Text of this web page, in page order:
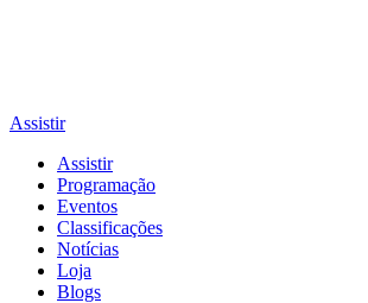
Assistir
Assistir
Programação
Eventos
Classificações
Notícias
Loja
Blogs